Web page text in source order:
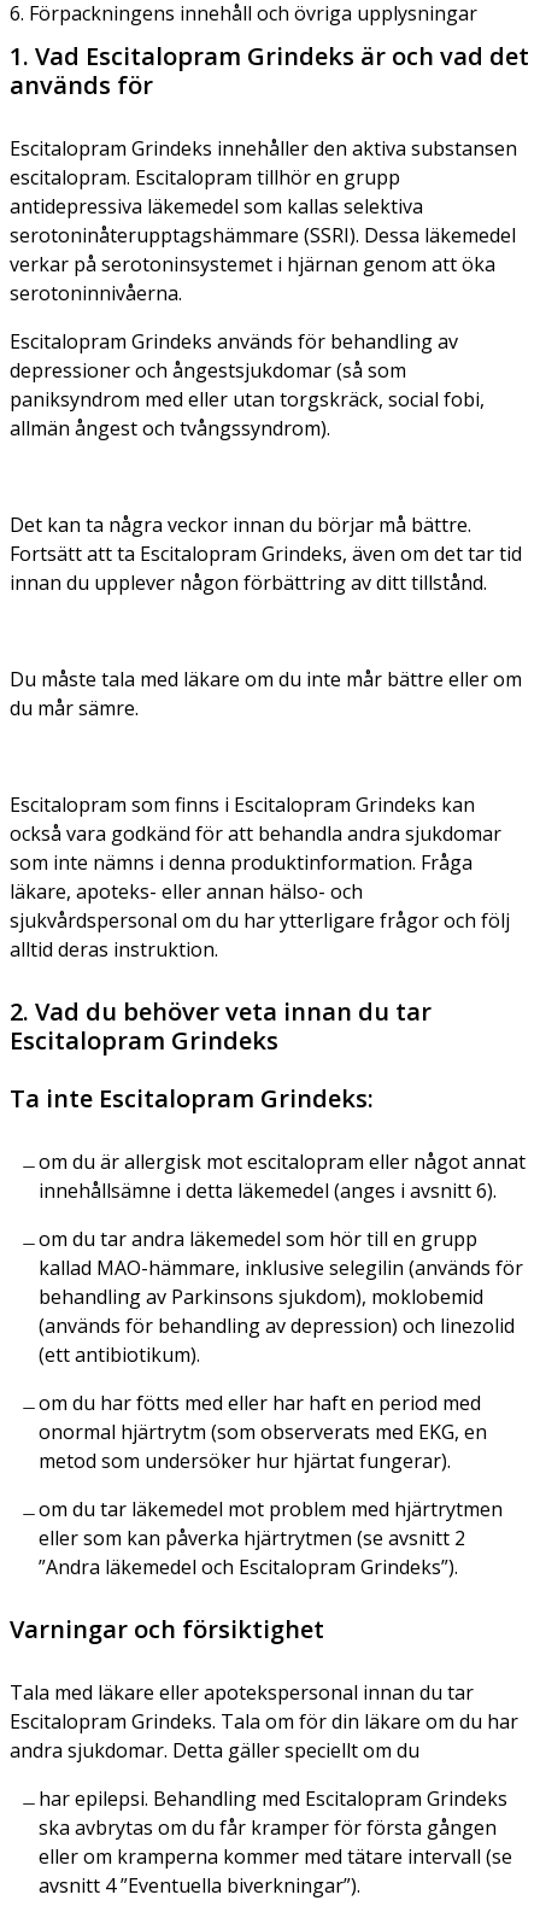
6. Förpackningens innehåll och övriga upplysningar
1. Vad Escitalopram Grindeks är och vad det
används för
Escitalopram Grindeks innehåller den aktiva substansen
escitalopram. Escitalopram tillhör en grupp
antidepressiva läkemedel som kallas selektiva
serotoninåterupptagshämmare (SSRI). Dessa läkemedel
verkar på serotoninsystemet i hjärnan genom att öka
serotoninnivåerna.
Escitalopram Grindeks används för behandling av
depressioner och ångestsjukdomar (så som
paniksyndrom med eller utan torgskräck, social fobi,
allmän ångest och tvångssyndrom).
Det kan ta några veckor innan du börjar må bättre.
Fortsätt att ta Escitalopram Grindeks, även om det tar tid
innan du upplever någon förbättring av ditt tillstånd.
Du måste tala med läkare om du inte mår bättre eller om
du mår sämre.
Escitalopram som finns i Escitalopram Grindeks kan
också vara godkänd för att behandla andra sjukdomar
som inte nämns i denna produktinformation. Fråga
läkare, apoteks- eller annan hälso- och
sjukvårdspersonal om du har ytterligare frågor och följ
alltid deras instruktion.
2. Vad du behöver veta innan du tar
Escitalopram Grindeks
Ta inte Escitalopram Grindeks:
om du är allergisk mot escitalopram eller något annat
innehållsämne i detta läkemedel (anges i avsnitt 6).
om du tar andra läkemedel som hör till en grupp
kallad MAO-hämmare, inklusive selegilin (används för
behandling av Parkinsons sjukdom), moklobemid
(används för behandling av depression) och linezolid
(ett antibiotikum).
om du har fötts med eller har haft en period med
onormal hjärtrytm (som observerats med EKG, en
metod som undersöker hur hjärtat fungerar).
om du tar läkemedel mot problem med hjärtrytmen
eller som kan påverka hjärtrytmen (se avsnitt 2
”Andra läkemedel och Escitalopram Grindeks”).
Varningar och försiktighet
Tala med läkare eller apotekspersonal innan du tar
Escitalopram Grindeks. Tala om för din läkare om du har
andra sjukdomar. Detta gäller speciellt om du
har epilepsi. Behandling med Escitalopram Grindeks
ska avbrytas om du får kramper för första gången
eller om kramperna kommer med tätare intervall (se
avsnitt 4 ”Eventuella biverkningar”).